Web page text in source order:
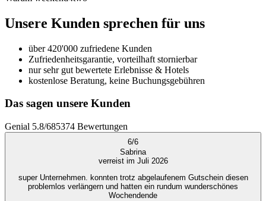
Unsere Kunden sprechen für uns
über 420'000 zufriedene Kunden
Zufriedenheitsgarantie, vorteilhaft stornierbar
nur sehr gut bewertete Erlebnisse & Hotels
kostenlose Beratung, keine Buchungsgebühren
Das sagen unsere Kunden
Genial 5.8/685374 Bewertungen
6/6
Sabrina
verreist im Juli 2026
super Unternehmen. konnten trotz abgelaufenem Gutschein diesen
problemlos verlängern und hatten ein rundum wunderschönes
Wochendende